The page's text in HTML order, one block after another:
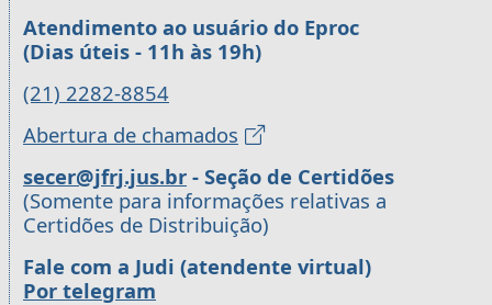
Atendimento ao usuário do Eproc
(Dias úteis - 11h às 19h)
(21) 2282-8854
Abertura de chamados
secer@jfrj.jus.br - Seção de Certidões
(Somente para informações relativas a
Certidões de Distribuição)
Fale com a Judi (atendente virtual)
Por telegram